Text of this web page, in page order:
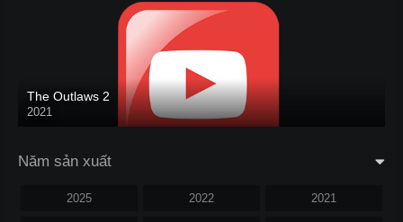
The Outlaws 2
2021
Năm sản xuất
2025 2022 2021